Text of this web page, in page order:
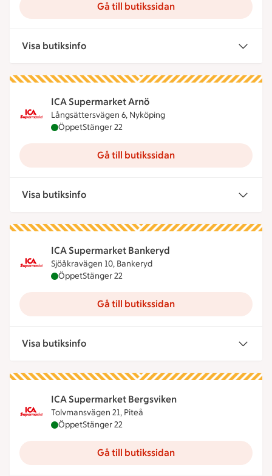
Gå till butikssidan
Visa butiksinfo
ICA Supermarket Arnö
Långsättersvägen 6, Nyköping
ICA Supermarket Arnö är öppen nu, stänger
ÖppetStänger 22
Gå till butikssidan
Visa butiksinfo
ICA Supermarket Bankeryd
Sjöåkravägen 10, Bankeryd
ICA Supermarket Bankeryd är öppen nu, stänger
ÖppetStänger 22
Gå till butikssidan
Visa butiksinfo
ICA Supermarket Bergsviken
Tolvmansvägen 21, Piteå
ICA Supermarket Bergsviken är öppen nu,
ÖppetStänger 22
Gå till butikssidan